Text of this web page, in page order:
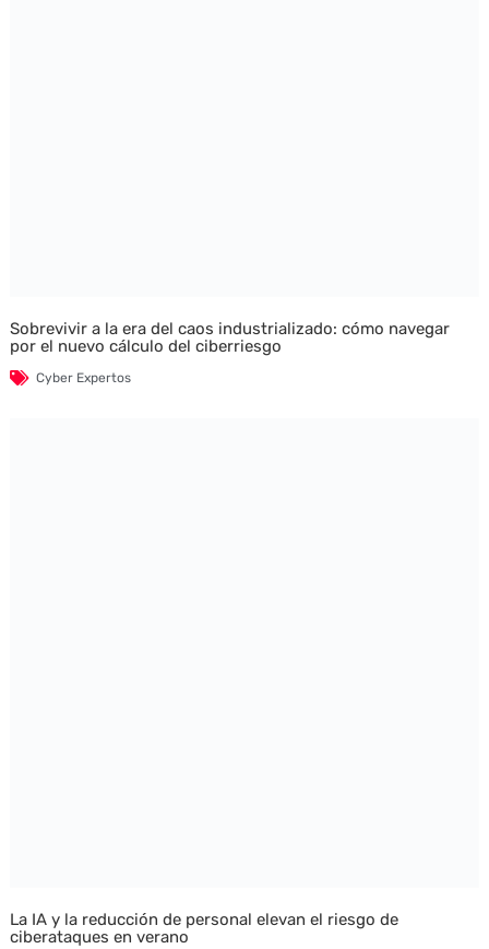
Sobrevivir a la era del caos industrializado: cómo navegar
por el nuevo cálculo del ciberriesgo
Cyber Expertos
La IA y la reducción de personal elevan el riesgo de
ciberataques en verano